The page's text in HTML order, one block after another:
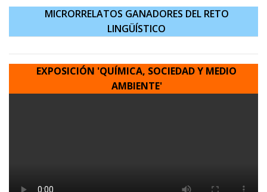
MICRORRELATOS GANADORES DEL RETO
LINGÜÍSTICO
EXPOSICIÓN 'QUÍMICA, SOCIEDAD Y MEDIO
AMBIENTE'